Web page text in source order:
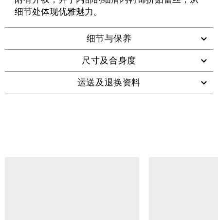
细节处体现优雅魅力。
细节与保养
尺寸及合身度
运送及退换资料